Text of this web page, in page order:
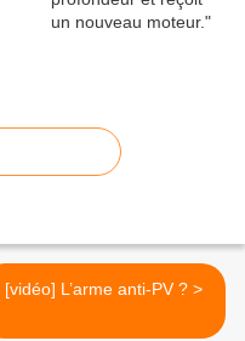
[vidéo] L’arme anti-PV ? >